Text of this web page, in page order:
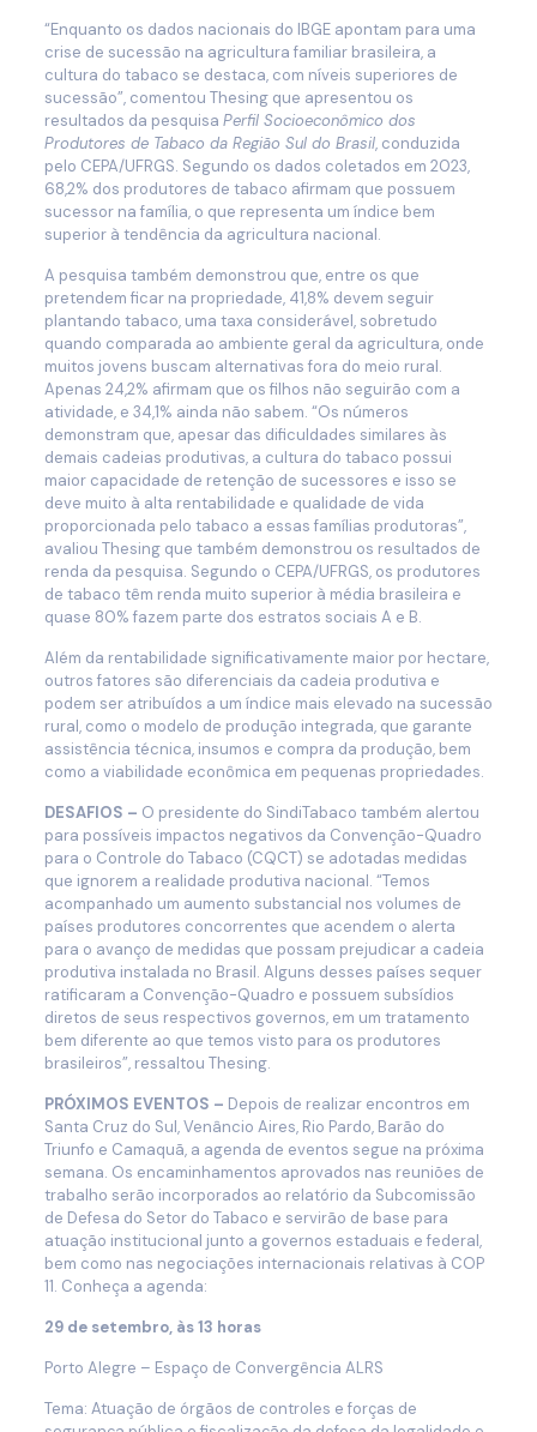
“Enquanto os dados nacionais do IBGE apontam para uma
crise de sucessão na agricultura familiar brasileira, a
cultura do tabaco se destaca, com níveis superiores de
sucessão”, comentou Thesing que apresentou os
resultados da pesquisa Perfil Socioeconômico dos
Produtores de Tabaco da Região Sul do Brasil, conduzida
pelo CEPA/UFRGS. Segundo os dados coletados em 2023,
68,2% dos produtores de tabaco afirmam que possuem
sucessor na família, o que representa um índice bem
superior à tendência da agricultura nacional.
A pesquisa também demonstrou que, entre os que
pretendem ficar na propriedade, 41,8% devem seguir
plantando tabaco, uma taxa considerável, sobretudo
quando comparada ao ambiente geral da agricultura, onde
muitos jovens buscam alternativas fora do meio rural.
Apenas 24,2% afirmam que os filhos não seguirão com a
atividade, e 34,1% ainda não sabem. “Os números
demonstram que, apesar das dificuldades similares às
demais cadeias produtivas, a cultura do tabaco possui
maior capacidade de retenção de sucessores e isso se
deve muito à alta rentabilidade e qualidade de vida
proporcionada pelo tabaco a essas famílias produtoras”,
avaliou Thesing que também demonstrou os resultados de
renda da pesquisa. Segundo o CEPA/UFRGS, os produtores
de tabaco têm renda muito superior à média brasileira e
quase 80% fazem parte dos estratos sociais A e B.
Além da rentabilidade significativamente maior por hectare,
outros fatores são diferenciais da cadeia produtiva e
podem ser atribuídos a um índice mais elevado na sucessão
rural, como o modelo de produção integrada, que garante
assistência técnica, insumos e compra da produção, bem
como a viabilidade econômica em pequenas propriedades.
DESAFIOS – O presidente do SindiTabaco também alertou
para possíveis impactos negativos da Convenção-Quadro
para o Controle do Tabaco (CQCT) se adotadas medidas
que ignorem a realidade produtiva nacional. “Temos
acompanhado um aumento substancial nos volumes de
países produtores concorrentes que acendem o alerta
para o avanço de medidas que possam prejudicar a cadeia
produtiva instalada no Brasil. Alguns desses países sequer
ratificaram a Convenção-Quadro e possuem subsídios
diretos de seus respectivos governos, em um tratamento
bem diferente ao que temos visto para os produtores
brasileiros”, ressaltou Thesing.
PRÓXIMOS EVENTOS – Depois de realizar encontros em
Santa Cruz do Sul, Venâncio Aires, Rio Pardo, Barão do
Triunfo e Camaquã, a agenda de eventos segue na próxima
semana. Os encaminhamentos aprovados nas reuniões de
trabalho serão incorporados ao relatório da Subcomissão
de Defesa do Setor do Tabaco e servirão de base para
atuação institucional junto a governos estaduais e federal,
bem como nas negociações internacionais relativas à COP
11. Conheça a agenda:
29 de setembro, às 13 horas
Porto Alegre – Espaço de Convergência ALRS
Tema: Atuação de órgãos de controles e forças de